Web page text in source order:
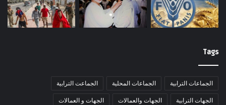
Tags
الجماعات الترابية الجماعات المحلية الجماعت الترابية
الجهات الترابية الجهات والعمالات الجهات و العمالات